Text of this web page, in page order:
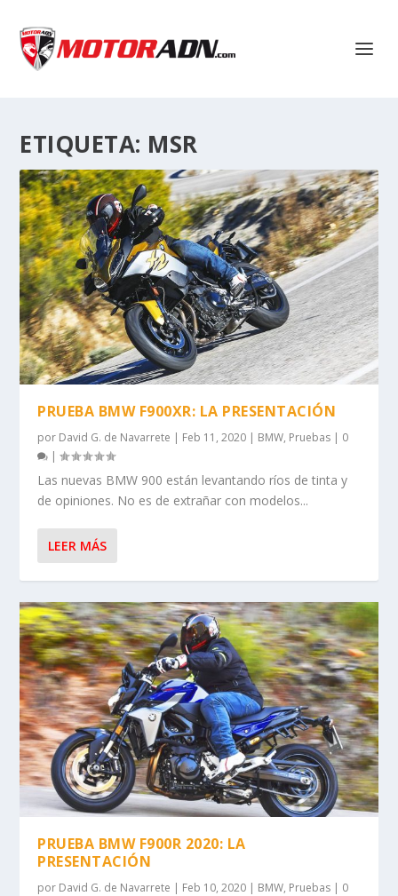
ETIQUETA: MSR
PRUEBA BMW F900XR: LA PRESENTACIÓN
por David G. de Navarrete | Feb 11, 2020 | BMW, Pruebas | 0
|
Las nuevas BMW 900 están levantando ríos de tinta y
de opiniones. No es de extrañar con modelos...
LEER MÁS
PRUEBA BMW F900R 2020: LA
PRESENTACIÓN
por David G. de Navarrete | Feb 10, 2020 | BMW, Pruebas | 0